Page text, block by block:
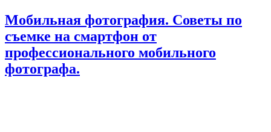
Мобильная фотография. Советы по
съемке на смартфон от
профессионального мобильного
фотографа.